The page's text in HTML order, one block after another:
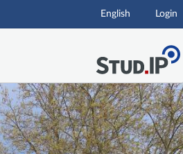
English Login